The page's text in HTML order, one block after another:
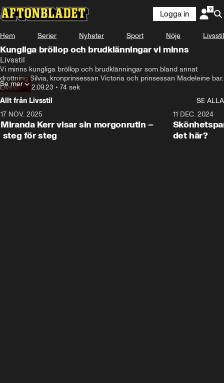
Logga in
Hem Serier Nyheter Sport Nöje Livsstil
Kungliga bröllop och brudklänningar vi minns
Livsstil
Vi minns kungliga bröllop och brudklänningar som bland annat
drottning Silvia, kronprinsessan Victoria och prinsessan Madeleine bar.
Livsstil•22.09.23 • 74 sek
Se mer
Allt från Livsstil
SE ALLA
17 NOV. 2025
Miranda Kerr visar sin morgonrutin –
steg för steg
11 DEC. 2024
det här?